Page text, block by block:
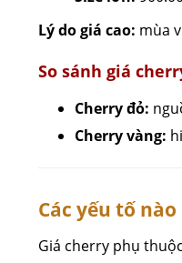
Lý do giá cao: mùa
So sánh giá
Cherry đỏ:
Cherry vàng:
Các yếu tố
Giá cherry phụ